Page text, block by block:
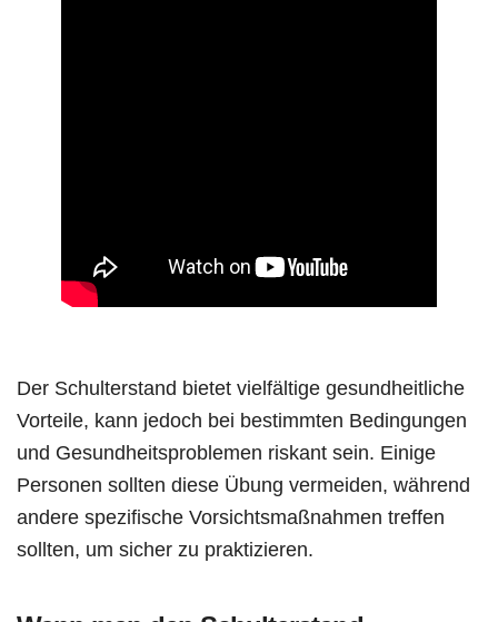
Der Schulterstand bietet vielfältige gesundheitliche
Vorteile, kann jedoch bei bestimmten Bedingungen
und Gesundheitsproblemen riskant sein. Einige
Personen sollten diese Übung vermeiden, während
andere spezifische Vorsichtsmaßnahmen treffen
sollten, um sicher zu praktizieren.